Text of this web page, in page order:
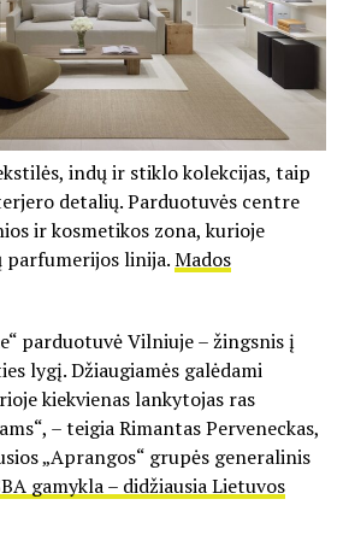
indų ir stiklo kolekcijas, taip
detalių. Parduotuvės centre
ir kosmetikos zona, kurioje
linija.Mados
parduotuvė Vilniuje – žingsnis į
lygį. Džiaugiamės galėdami
kiekvienas lankytojas ras
– teigia Rimantas Perveneckas,
„Aprangos“ grupės generalinis
gamykla – didžiausia Lietuvos